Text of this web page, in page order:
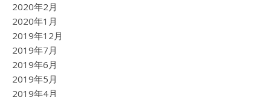
2020年2月
2020年1月
2019年12月
2019年7月
2019年6月
2019年5月
2019年4月